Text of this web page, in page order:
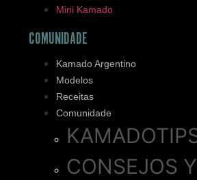
Mini Kamado
COMUNIDADE
Kamado Argentino
Modelos
Receitas
Comunidade
CONSEJOS